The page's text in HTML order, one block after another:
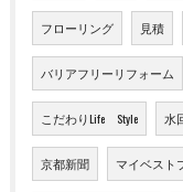
フローリング 見積
バリアフリーリフォーム
こだわりLife Style 水
京都新聞 マイベスト